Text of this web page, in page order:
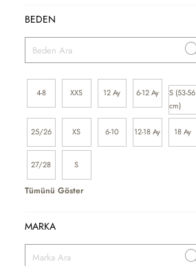
BEDEN
4-8 XXS 12 Ay 6-12 Ay
S (53-56
cm)
25/26 XS 6-10 12-18 Ay 18 Ay
27/28 S
Tümünü Göster
MARKA